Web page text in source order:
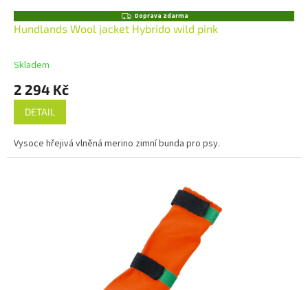
Z
D
A
Doprava zdarma
Hundlands Wool jacket Hybrido wild pink
Skladem
2 294 Kč
DETAIL
Vysoce hřejivá vlněná merino zimní bunda pro psy.